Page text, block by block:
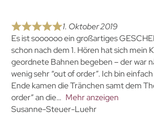
1. Oktober 2019
Es ist soooooo ein großartiges
schon nach dem 1. Hören hat sich mein
geordnete Bahnen begeben – der war
wenig sehr “out of order”. Ich bin
Ende kamen die Tränchen samt dem
order” an die
Mehr anzeigen
Susanne-Steuer-Luehr